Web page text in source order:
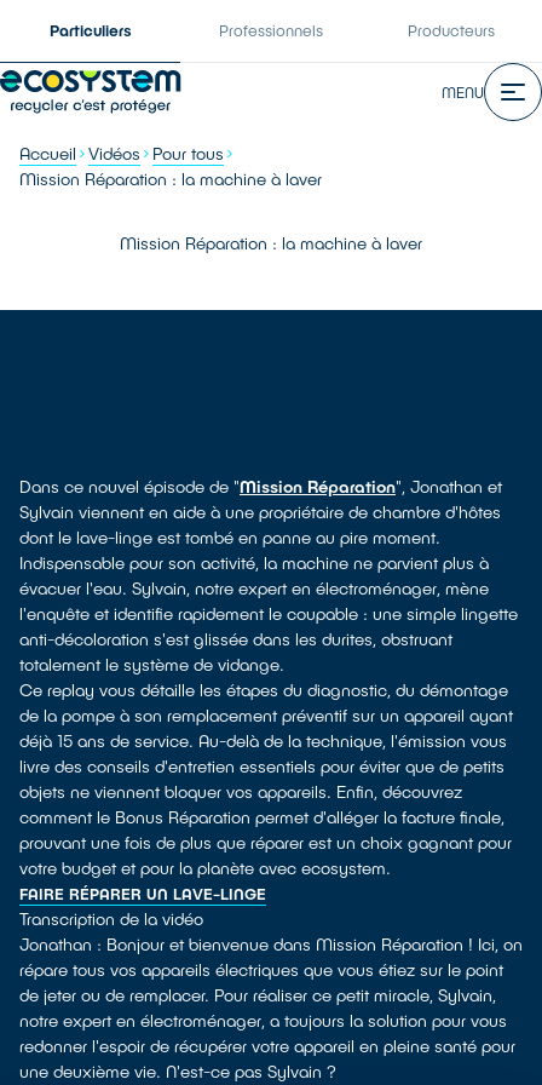
Particuliers Professionnels Producteurs
MENU
Accueil Vidéos
Pour tous
Mission Réparation : la machine à laver
Mission Réparation : la machine à laver
Dans ce nouvel épisode de "Mission Réparation", Jonathan et
Sylvain viennent en aide à une propriétaire de chambre d'hôtes
dont le lave-linge est tombé en panne au pire moment.
Indispensable pour son activité, la machine ne parvient plus à
évacuer l'eau. Sylvain, notre expert en électroménager, mène
l'enquête et identifie rapidement le coupable : une simple lingette
anti-décoloration s'est glissée dans les durites, obstruant
totalement le système de vidange.
Ce replay vous détaille les étapes du diagnostic, du démontage
de la pompe à son remplacement préventif sur un appareil ayant
déjà 15 ans de service. Au-delà de la technique, l'émission vous
livre des conseils d'entretien essentiels pour éviter que de petits
objets ne viennent bloquer vos appareils. Enfin, découvrez
comment le Bonus Réparation permet d'alléger la facture finale,
prouvant une fois de plus que réparer est un choix gagnant pour
votre budget et pour la planète avec ecosystem.
FAIRE RÉPARER UN LAVE-LINGE
Transcription de la vidéo
Jonathan : Bonjour et bienvenue dans Mission Réparation ! Ici, on
répare tous vos appareils électriques que vous étiez sur le point
de jeter ou de remplacer. Pour réaliser ce petit miracle, Sylvain,
notre expert en électroménager, a toujours la solution pour vous
redonner l'espoir de récupérer votre appareil en pleine santé pour
une deuxième vie. N'est-ce pas Sylvain ?